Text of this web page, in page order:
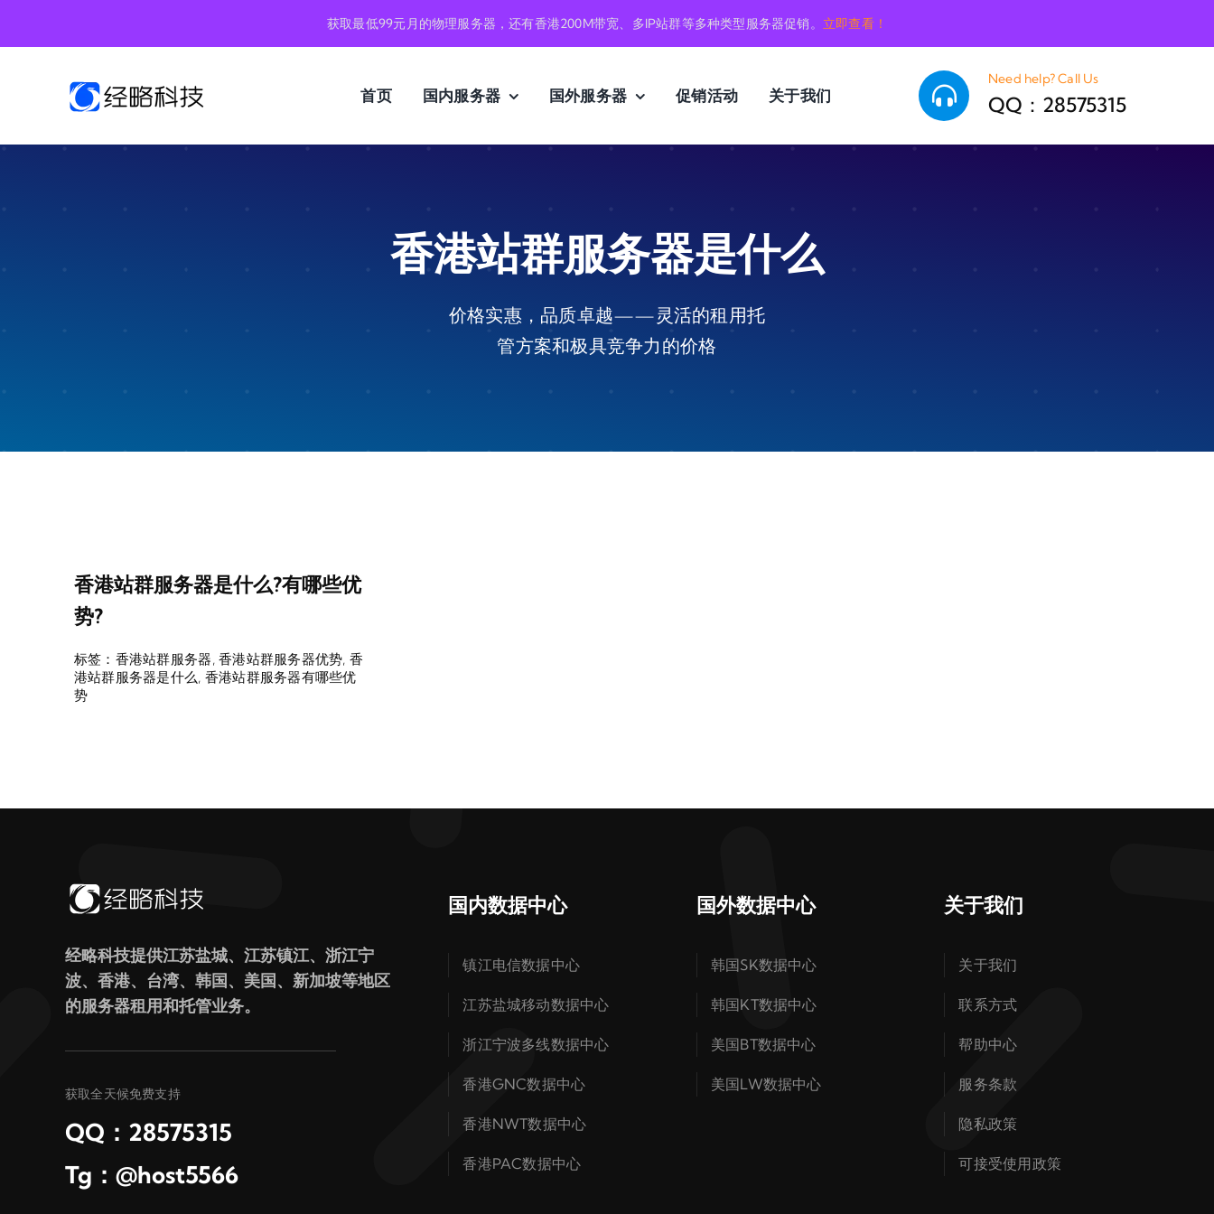
获取最低99元月的物理服务器，还有香港200M带宽、多IP站群等多种类型服务器促销。 立即查看！
首页 国内服务器 国外服务器 促销活动 关于我们
Need help? Call Us
QQ：28575315
香港站群服务器是什么
价格实惠，品质卓越——灵活的租用托
管方案和极具竞争力的价格
香港站群服务器是什么?有哪些优
势?
标签： 香港站群服务器,香港站群服务器优势, 香
港站群服务器是什么, 香港站群服务器有哪些优
势
经略科技提供江苏盐城、江苏镇江、浙江宁
波、香港、台湾、韩国、美国、新加坡等地区
的服务器租用和托管业务。
获取全天候免费支持
QQ：28575315
Tg：@host5566
国内数据中心
镇江电信数据中心
江苏盐城移动数据中心
浙江宁波多线数据中心
香港GNC数据中心
香港NWT数据中心
香港PAC数据中心
国外数据中心
韩国SK数据中心
韩国KT数据中心
美国BT数据中心
美国LW数据中心
关于我们
关于我们
联系方式
帮助中心
服务条款
隐私政策
可接受使用政策